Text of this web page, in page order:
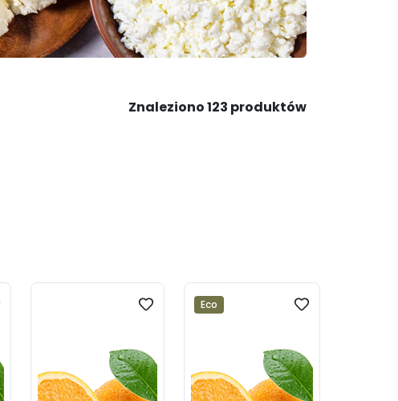
Znaleziono 123 produktów
Eco